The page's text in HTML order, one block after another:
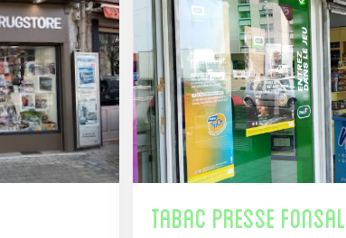
Tabac presse